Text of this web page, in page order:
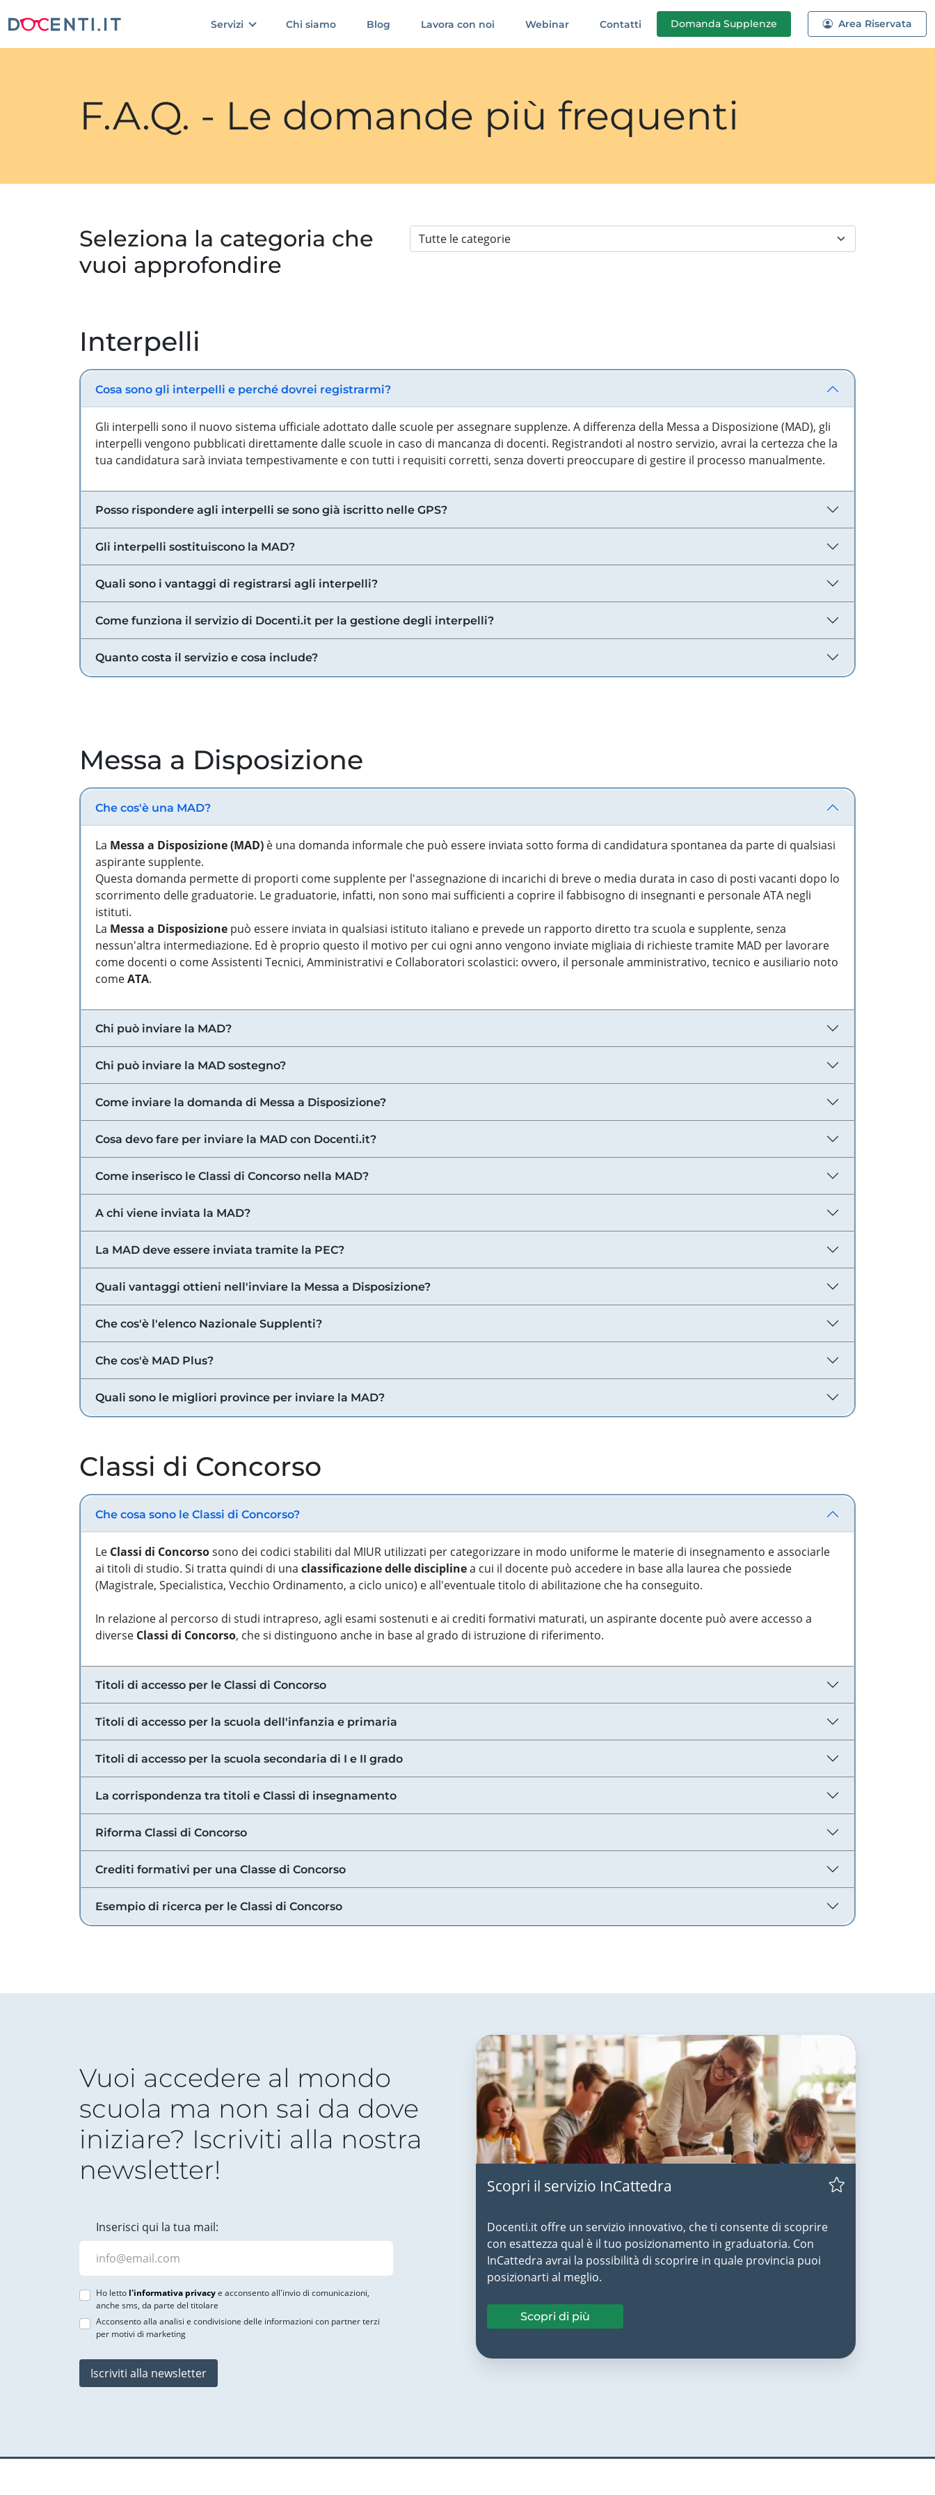
Servizi Chi siamo Blog Lavora con noi Webinar Contatti Domanda Supplenze Area Riservata
F.A.Q. - Le domande più frequenti
Seleziona la categoria che
vuoi approfondire
Interpelli
Cosa sono gli interpelli e perché dovrei registrarmi?
Gli interpelli sono il nuovo sistema ufficiale adottato dalle scuole per assegnare supplenze. A differenza della Messa a Disposizione (MAD), gli
interpelli vengono pubblicati direttamente dalle scuole in caso di mancanza di docenti. Registrandoti al nostro servizio, avrai la certezza che la
tua candidatura sarà inviata tempestivamente e con tutti i requisiti corretti, senza doverti preoccupare di gestire il processo manualmente.
Posso rispondere agli interpelli se sono già iscritto nelle GPS?
Gli interpelli sostituiscono la MAD?
Quali sono i vantaggi di registrarsi agli interpelli?
Come funziona il servizio di Docenti.it per la gestione degli interpelli?
Quanto costa il servizio e cosa include?
Messa a Disposizione
Che cos'è una MAD?
La Messa a Disposizione (MAD) è una domanda informale che può essere inviata sotto forma di candidatura spontanea da parte di qualsiasi
aspirante supplente.
Questa domanda permette di proporti come supplente per l'assegnazione di incarichi di breve o media durata in caso di posti vacanti dopo lo
scorrimento delle graduatorie. Le graduatorie, infatti, non sono mai sufficienti a coprire il fabbisogno di insegnanti e personale ATA negli
istituti.
La Messa a Disposizione può essere inviata in qualsiasi istituto italiano e prevede un rapporto diretto tra scuola e supplente, senza
nessun'altra intermediazione. Ed è proprio questo il motivo per cui ogni anno vengono inviate migliaia di richieste tramite MAD per lavorare
come docenti o come Assistenti Tecnici, Amministrativi e Collaboratori scolastici: ovvero, il personale amministrativo, tecnico e ausiliario noto
comeATA.
Chi può inviare la MAD?
Chi può inviare la MAD sostegno?
Come inviare la domanda di Messa a Disposizione?
Cosa devo fare per inviare la MAD con Docenti.it?
Come inserisco le Classi di Concorso nella MAD?
A chi viene inviata la MAD?
La MAD deve essere inviata tramite la PEC?
Quali vantaggi ottieni nell'inviare la Messa a Disposizione?
Che cos'è l'elenco Nazionale Supplenti?
Che cos'è MAD Plus?
Quali sono le migliori province per inviare la MAD?
Classi di Concorso
Che cosa sono le Classi di Concorso?
Le Classi di Concorsosono dei codici stabiliti dal MIUR utilizzati per categorizzare in modo uniforme le materie di insegnamento e associarle
ai titoli di studio. Si tratta quindi di una classificazione delle disciplinea cui il docente può accedere in base alla laurea che possiede
(Magistrale, Specialistica, Vecchio Ordinamento, a ciclo unico) e all'eventuale titolo di abilitazione che ha conseguito.
In relazione al percorso di studi intrapreso, agli esami sostenuti e ai crediti formativi maturati, un aspirante docente può avere accesso a
diverse Classi di Concorso, che si distinguono anche in base al grado di istruzione di riferimento.
Titoli di accesso per le Classi di Concorso
Titoli di accesso per la scuola dell'infanzia e primaria
Titoli di accesso per la scuola secondaria di I e II grado
La corrispondenza tra titoli e Classi di insegnamento
Riforma Classi di Concorso
Crediti formativi per una Classe di Concorso
Esempio di ricerca per le Classi di Concorso
Vuoi accedere al mondo
scuola ma non sai da dove
iniziare? Iscriviti alla nostra
newsletter!
Inserisci qui la tua mail:
Ho letto l'informativa privacye acconsento all'invio di comunicazioni,
anche sms, da parte del titolare
Acconsento alla analisi e condivisione delle informazioni con partner terzi
per motivi di marketing
Iscriviti alla newsletter
Scopri il servizio InCattedra
Docenti.it offre un servizio innovativo, che ti consente di scoprire
con esattezza qual è il tuo posizionamento in graduatoria. Con
InCattedra avrai la possibilità di scoprire in quale provincia puoi
posizionarti al meglio.
Scopri di più